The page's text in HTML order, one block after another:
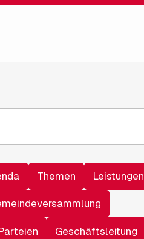
Themen Leistungen
Geschäftsleitung